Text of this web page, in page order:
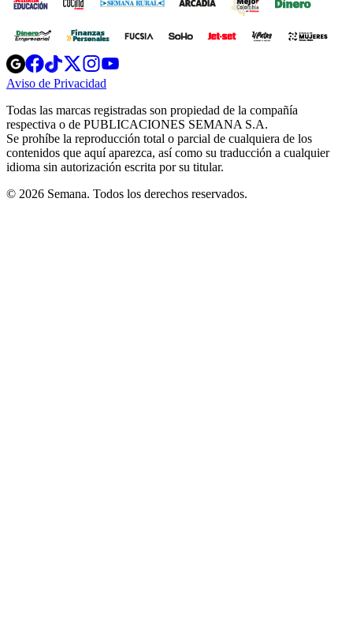
Opens
in
new
Opens
in
new
Opens
in
new
window
Opens
new
windowwindow
Aviso de Privacidad
new
window
Todas las marcas registradas son propiedad de la compañía
respectiva o de PUBLICACIONES SEMANA S.A.
Se prohíbe la reproducción total o parcial de cualquiera de los
contenidos que aquí aparezca, así como su traducción a cualquier
idioma sin autorización escrita por su titular.
© 2026 Semana. Todos los derechos reservados.